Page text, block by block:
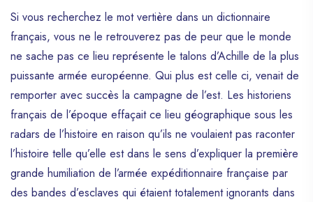
Si vous recherchez le mot vertière dans un dictionnaire
français, vous ne le retrouverez pas de peur que le monde
ne sache pas ce lieu représente le talons d’Achille de la plus
puissante armée européenne. Qui plus est celle ci, venait de
remporter avec succès la campagne de l’est. Les historiens
français de l’époque effaçait ce lieu géographique sous les
radars de l’histoire en raison qu’ils ne voulaient pas raconter
l’histoire telle qu’elle est dans le sens d’expliquer la première
grande humiliation de l’armée expéditionnaire française par
des bandes d’esclaves qui étaient totalement ignorants dans